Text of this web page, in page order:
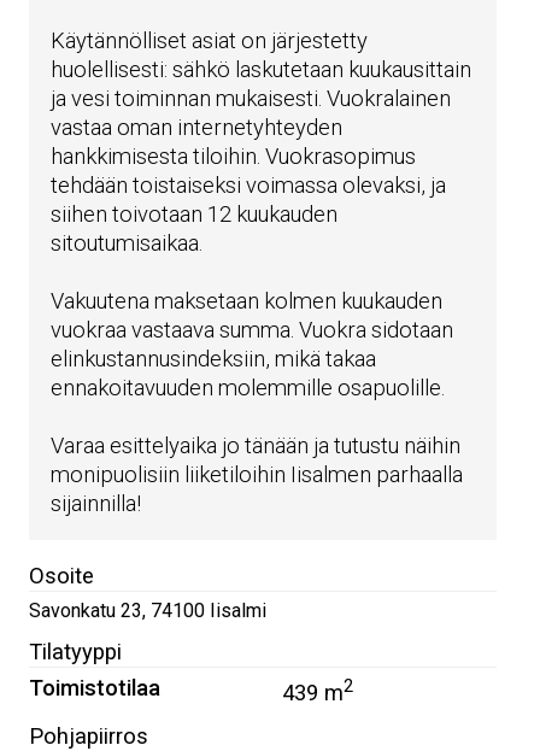
Käytännölliset asiat on järjestetty
huolellisesti: sähkö laskutetaan kuukausittain
ja vesi toiminnan mukaisesti. Vuokralainen
vastaa oman internetyhteyden
hankkimisesta tiloihin. Vuokrasopimus
tehdään toistaiseksi voimassa olevaksi, ja
siihen toivotaan 12 kuukauden
sitoutumisaikaa.
Vakuutena maksetaan kolmen kuukauden
vuokraa vastaava summa. Vuokra sidotaan
elinkustannusindeksiin, mikä takaa
ennakoitavuuden molemmille osapuolille.
Varaa esittelyaika jo tänään ja tutustu näihin
monipuolisiin liiketiloihin Iisalmen parhaalla
sijainnilla!
Osoite
Savonkatu 23, 74100 Iisalmi
Tilatyyppi
Toimistotilaa
439 m2
Pohjapiirros